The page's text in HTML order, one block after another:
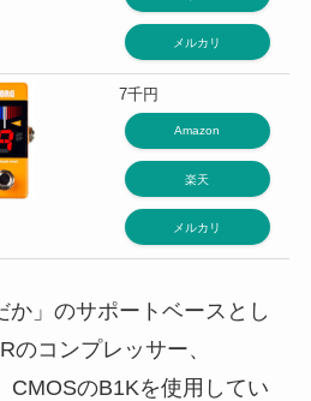
メルカリ
7千円
Amazon
楽天
メルカリ
か」のサポートベースとし
のコンプレッサー、
CMOSのB1Kを使用してい